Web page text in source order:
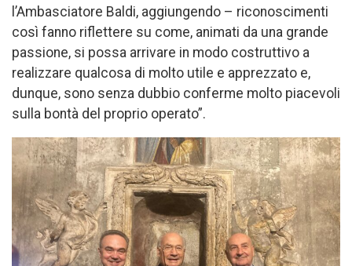
l’Ambasciatore Baldi, aggiungendo – riconoscimenti
così fanno riflettere su come, animati da una grande
passione, si possa arrivare in modo costruttivo a
realizzare qualcosa di molto utile e apprezzato e,
dunque, sono senza dubbio conferme molto piacevoli
sulla bontà del proprio operato”.